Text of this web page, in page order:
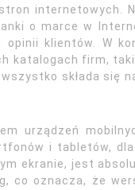
internetowych.
o marce w
opinii klientów. W
katalogach firm,
składa się
urządzeń
i tabletów,
ekranie, jest
co oznacza, że